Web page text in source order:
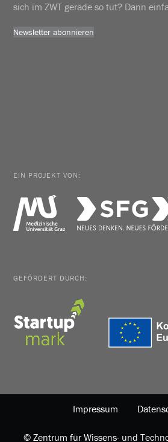
sich im ZWT gerade so tut? Dann
Newsletter abonnieren
EIN PROJEKT VON:
GEFÖRDERT DURCH:
Impressum
© Zentrum für Wissens- und